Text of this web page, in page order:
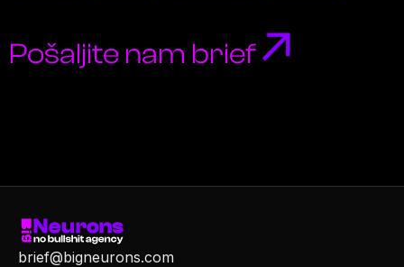
Pošaljite nam brief
brief@bigneurons.com